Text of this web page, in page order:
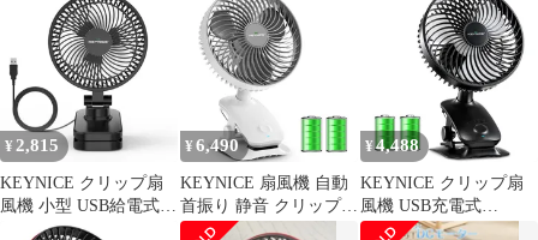
ー ブラック 節電 usb給
電 静音 クリップ 小型
卓上扇風機 【2024新デ
ザイン】Keynice
小型 リズム 充電式 節
電 壁掛け USBファン
風量4段階調節 長時間
連続使用 日本語取扱説
明書付 KN-818 (ブラッ
ク)e 783f6466
電式 小型 7000mAh大容
量バッテリー 最大37時
間連続稼働 風量4段階
調節 360度角度調整 静
音 LEDライト付き
4Way仕様 (卓上/壁掛け/
吊り下げ) 車中泊 キャ
ンプ
¥2,815
KEYNICE クリップ扇
風機 小型 USB給電式
DCモーター静音 360度
¥ 6,490
KEYNICE 扇風機 自動
首振り 静音 クリップ
卓上 壁掛け USB充電式
¥4,488
KEYNICE クリップ扇
風機 USB充電式
5000mAh 自動首振り 静